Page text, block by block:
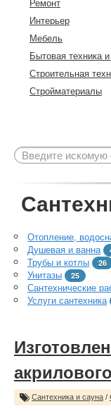
Интерьер
Мебель
Бытовая техника
Строительная
Стройматериалы
Отопление,
Душевая и ванна
Трубы и котлы 26
Унитазы 25
Сантехнические
Услуги сантехника
Сантехника и сауна /